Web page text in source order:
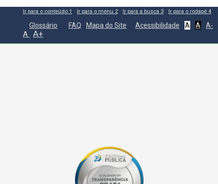
Ir para o conteúdo 1 Ir para o menu 2 Ir para a busca 3 Ir para o rodapé 4
Glossário FAQ Mapa do Site Acessibilidade A A A-
A A+